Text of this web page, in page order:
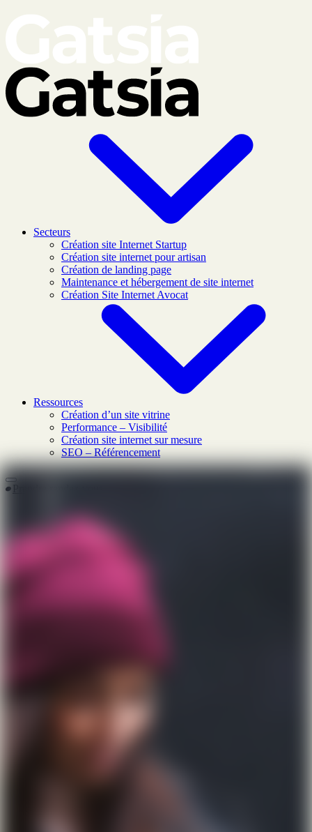
Secteurs
Création site Internet Startup
Création site internet pour artisan
Création de landing page
Maintenance et hébergement de site internet
Création Site Internet Avocat
Ressources
Création d’un site vitrine
Performance – Visibilité
Création site internet sur mesure
SEO – Référencement